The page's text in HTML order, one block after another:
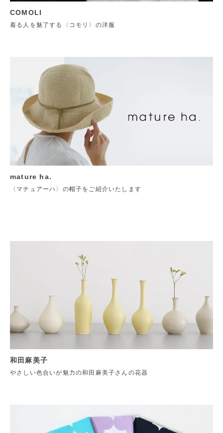
COMOLI
着る人を魅了する〈コモリ〉の洋服
mature ha.
〈マチュアーハ〉の帽子をご紹介いたします
和田麻美子
やさしい色合いが魅力の和田麻美子さんの花器